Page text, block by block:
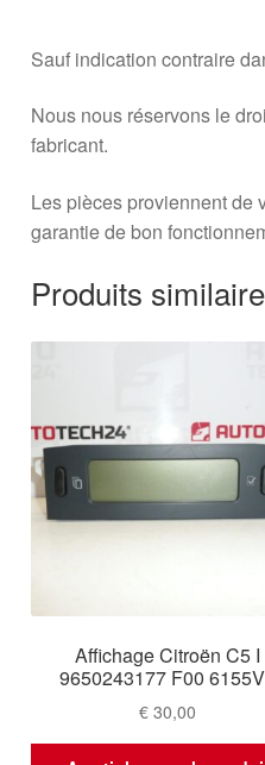
Sauf indication contraire
Nous nous réservons le
fabricant.
Les pièces proviennent de
garantie de bon
Produits
Affichage Citroën C5 I
9650243177 F00
€ 30,00